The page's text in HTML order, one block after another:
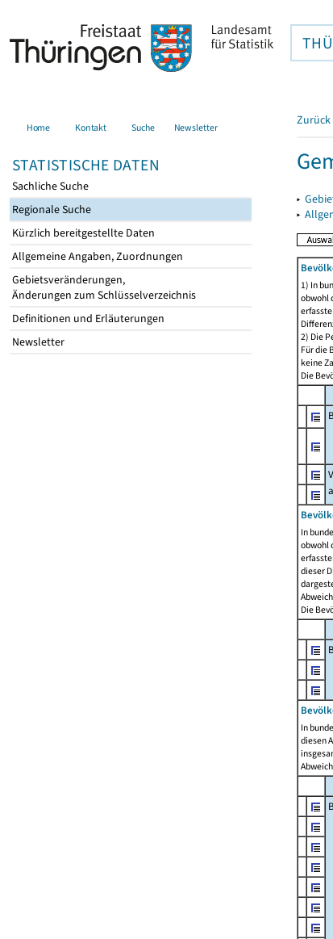
Home Kontakt Suche Newsletter
STATISTISCHE DATEN
Sachliche Suche
Regionale Suche
Kürzlich bereitgestellte Daten
Allgemeine Angaben, Zuordnungen
Gebietsveränderungen,
Änderungen zum Schlüsselverzeichnis
Definitionen und Erläuterungen
Newsletter
Zurück
▸
▸
1) In
obwohl
2) Die
Für die
keine
Die
In
obwohl
dieser
Die
In
diesen